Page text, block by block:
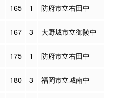
165 1 防府市立右田中
167 3 大野城市立御陵中
175 1 防府市立右田中
180 3 福岡市立城南中